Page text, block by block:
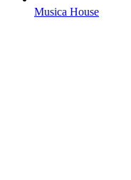
Musica House